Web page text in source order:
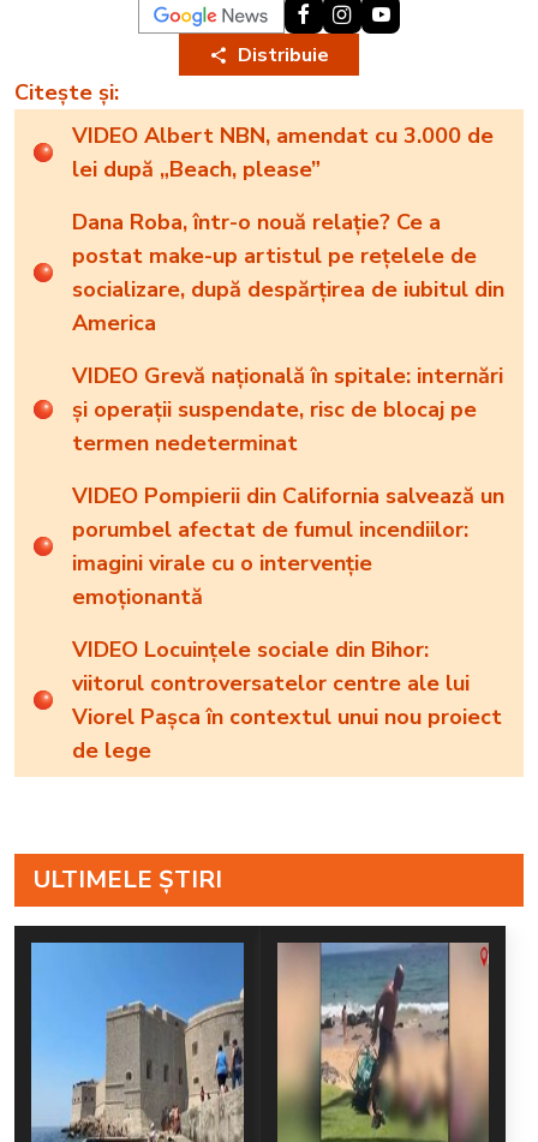
Distribuie
Citește și:
VIDEO Albert NBN, amendat cu 3.000 de
lei după „Beach, please”
Dana Roba, într-o nouă relație? Ce a
postat make-up artistul pe rețelele de
socializare, după despărțirea de iubitul din
America
VIDEO Grevă națională în spitale: internări
și operații suspendate, risc de blocaj pe
termen nedeterminat
VIDEO Pompierii din California salvează un
porumbel afectat de fumul incendiilor:
imagini virale cu o intervenție
emoționantă
VIDEO Locuințele sociale din Bihor:
viitorul controversatelor centre ale lui
Viorel Pașca în contextul unui nou proiect
de lege
ULTIMELE ȘTIRI